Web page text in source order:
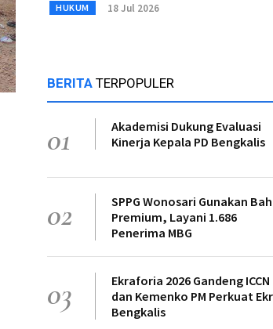
HUKUM 18 Jul 2026
BERITA TERPOPULER
01
Akademisi Dukung Evaluasi
Kinerja Kepala PD Bengkalis
02
SPPG Wonosari Gunakan
Premium, Layani 1.686
Penerima MBG
03
Ekraforia 2026 Gandeng ICCN
dan Kemenko PM Perkuat
Bengkalis